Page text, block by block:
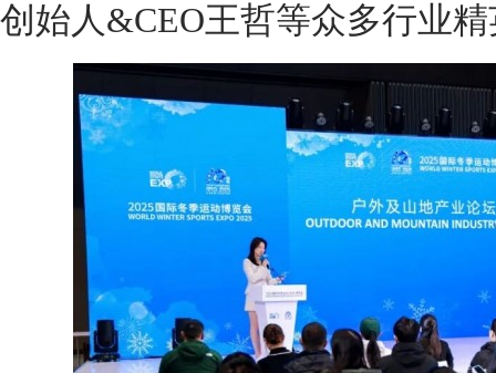
创始人&CEO王哲等众多行业